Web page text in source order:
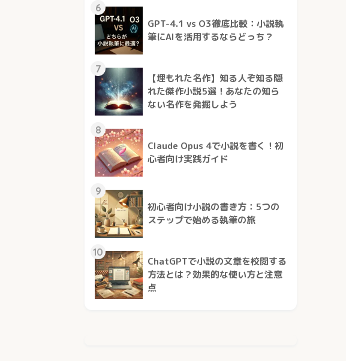
6
GPT-4.1 vs O3徹底比較：小説執
筆にAIを活用するならどっち？
7
【埋もれた名作】知る人ぞ知る隠
れた傑作小説5選！あなたの知ら
ない名作を発掘しよう
8
Claude Opus 4で小説を書く！初
心者向け実践ガイド
9
初心者向け小説の書き方：5つの
ステップで始める執筆の旅
10
ChatGPTで小説の文章を校閲する
方法とは？効果的な使い方と注意
点